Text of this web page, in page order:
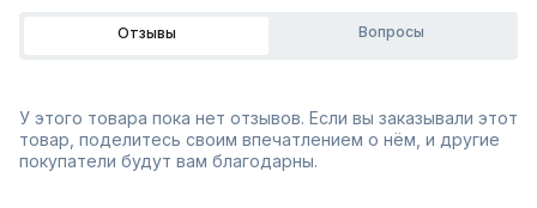
Отзывы Вопросы
У этого товара пока нет отзывов. Если вы заказывали этот
товар, поделитесь своим впечатлением о нём, и другие
покупатели будут вам благодарны.